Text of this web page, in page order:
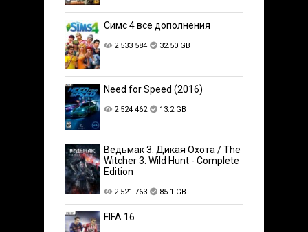
Симс 4 все дополнения
2 533 584 32.50 GB
Need for Speed (2016)
2 524 462 13.2 GB
Ведьмак 3: Дикая Охота / The
Witcher 3: Wild Hunt - Complete
Edition
2 521 763 85.1 GB
FIFA 16